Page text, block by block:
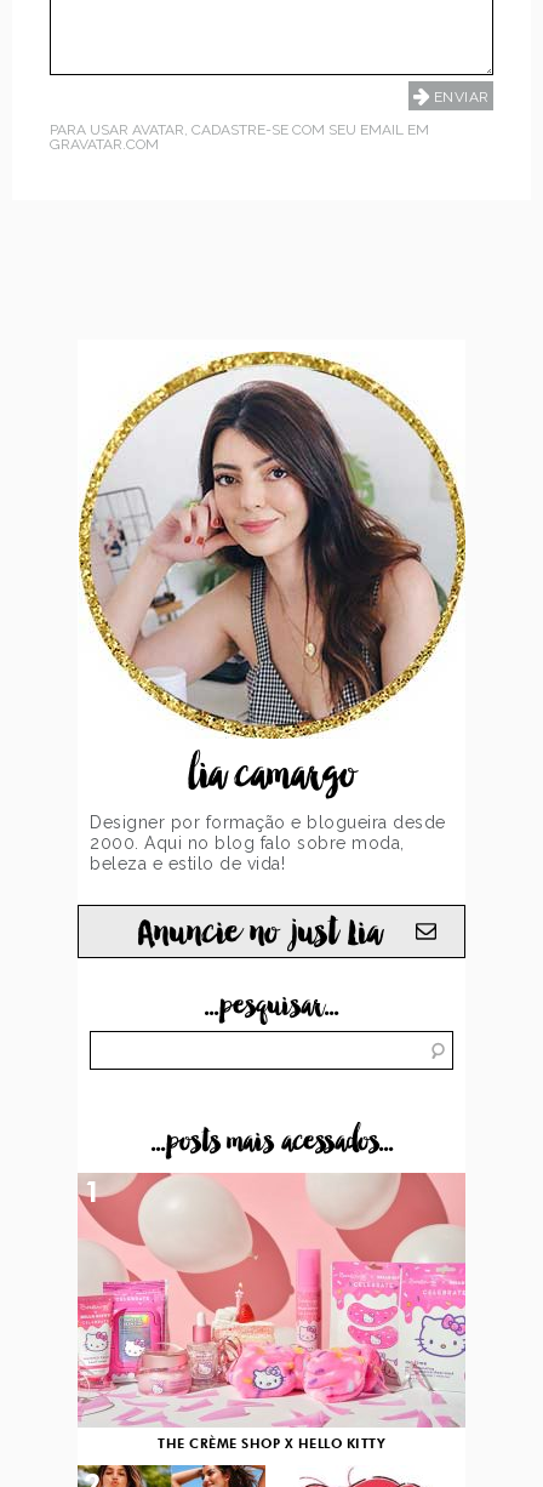
PARA USAR AVATAR, CADASTRE-SE COM SEU EMAIL EM
GRAVATAR.COM
lia camargo
Designer por formação e blogueira desde
2000. Aqui no blog falo sobre moda,
beleza e estilo de vida!
Anuncie no just Lia
...pesquisar...
...posts mais acessados...
THE CRÈME SHOP X HELLO KITTY
1